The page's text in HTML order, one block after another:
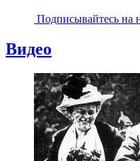
Подписывайтесь на
Видео